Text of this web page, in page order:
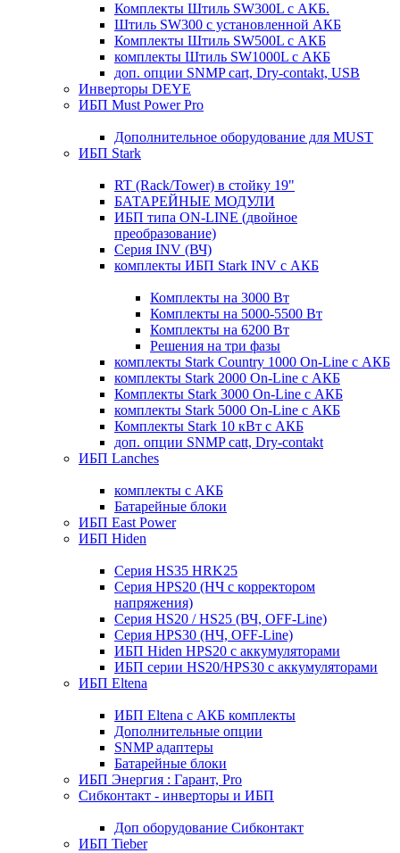
Комплекты Штиль SW300L с АКБ.
Штиль SW300 с установленной АКБ
Комплекты Штиль SW500L с АКБ
комплекты Штиль SW1000L с АКБ
доп. опции SNMP cart, Dry-contakt, USB
Инверторы DEYE
ИБП Must Power Pro
Дополнительное оборудование для MUST
ИБП Stark
RT (Rack/Tower) в стойку 19"
БАТАРЕЙНЫЕ МОДУЛИ
ИБП типа ON-LINE (двойное
преобразование)
Серия INV (ВЧ)
комплекты ИБП Stark INV с АКБ
Комплекты на 3000 Вт
Комплекты на 5000-5500 Вт
Комплекты на 6200 Вт
Решения на три фазы
комплекты Stark Country 1000 On-Line с АКБ
комплекты Stark 2000 On-Line с АКБ
Комплекты Stark 3000 On-Line с АКБ
комплекты Stark 5000 On-Line с АКБ
Комплекты Stark 10 кВт с АКБ
доп. опции SNMP catt, Dry-contakt
ИБП Lanches
комплекты с АКБ
Батарейные блоки
ИБП East Power
ИБП Hiden
Серия HS35 HRK25
Серия HPS20 (НЧ с корректором
напряжения)
Серия HS20 / HS25 (ВЧ, OFF-Line)
Серия HPS30 (НЧ, OFF-Line)
ИБП Hiden HPS20 с аккумуляторами
ИБП серии HS20/HPS30 с аккумуляторами
ИБП Eltena
ИБП Eltena с АКБ комплекты
Дополнительные опции
SNMP адаптеры
Батарейные блоки
ИБП Энергия : Гарант, Pro
Сибконтакт - инверторы и ИБП
Доп оборудование Сибконтакт
ИБП Tieber